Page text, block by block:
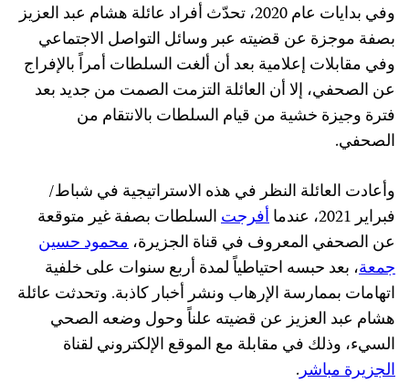
وفي بدايات عام 2020، تحدّث أفراد عائلة هشام عبد العزيز
بصفة موجزة عن قضيته عبر وسائل التواصل الاجتماعي
وفي مقابلات إعلامية بعد أن ألغت السلطات أمراً بالإفراج
عن الصحفي، إلا أن العائلة التزمت الصمت من جديد بعد
فترة وجيزة خشية من قيام السلطات بالانتقام من
الصحفي.
وأعادت العائلة النظر في هذه الاستراتيجية في شباط/
فبراير 2021، عندما
أفرجتالسلطات بصفة غير متوقعة
عن الصحفي المعروف في قناة الجزيرة، محمود حسين
جمعة، بعد حبسه احتياطياً لمدة أربع سنوات على خلفية
اتهامات بممارسة الإرهاب ونشر أخبار كاذبة. وتحدثت عائلة
هشام عبد العزيز عن قضيته علناً وحول وضعه الصحي
السيء، وذلك في مقابلة مع الموقع الإلكتروني لقناة
الجزيرة مباشر.